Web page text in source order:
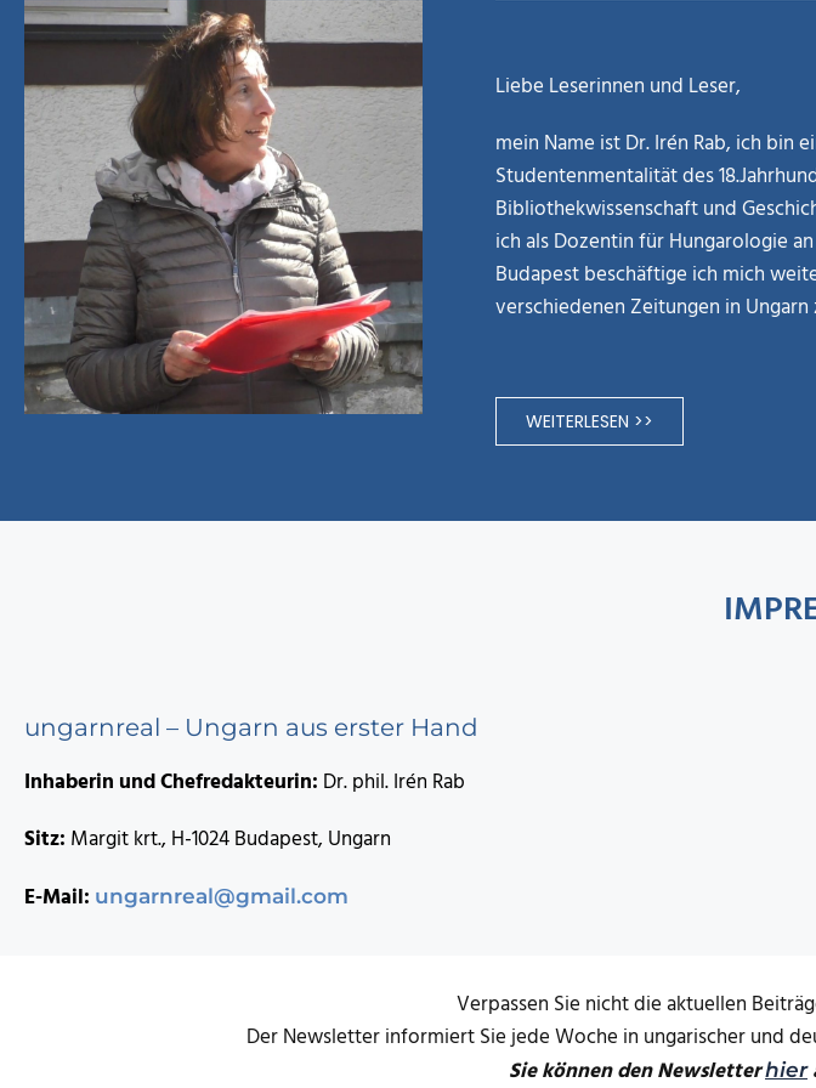
Liebe Leserinnen und Leser,
mein Name ist Dr. Irén Rab, ich
Studentenmentalität des
Bibliothekwissenschaft und
ich als Dozentin für Hungarologie
Budapest beschäftige ich mich
verschiedenen Zeitungen in
WEITERLESEN >>
ungarnreal – Ungarn aus erster Hand
Inhaberin und Chefredakteurin: Dr. phil. Irén Rab
Sitz: Margit krt., H-1024 Budapest, Ungarn
E-Mail: ungarnreal@gmail.com
Verpassen Sie nicht die aktuellen
Der Newsletter informiert Sie jede Woche in ungarischer und
Sie können den Newsletterhier